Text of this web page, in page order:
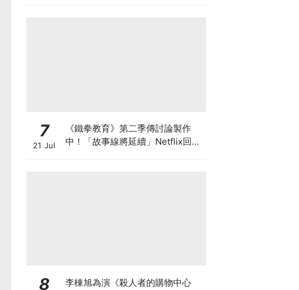
7
21 Jul
《鐵拳教育》第二季傳討論製作
中！「故事線將延續」Netflix回應
8
李棟旭為演《殺人者的購物中心